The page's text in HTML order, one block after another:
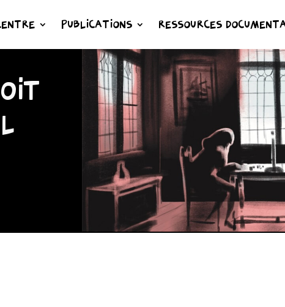
PUBLICATIONS RESSOURCES